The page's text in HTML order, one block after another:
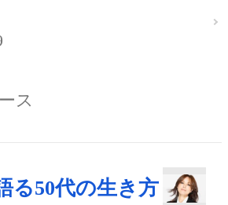
ス
る50代の生き方